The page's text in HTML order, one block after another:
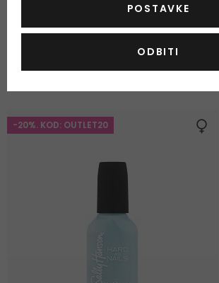
Najprodavaniji
-20%. KOD: OUTLET20
POSTAVKE
ODBITI